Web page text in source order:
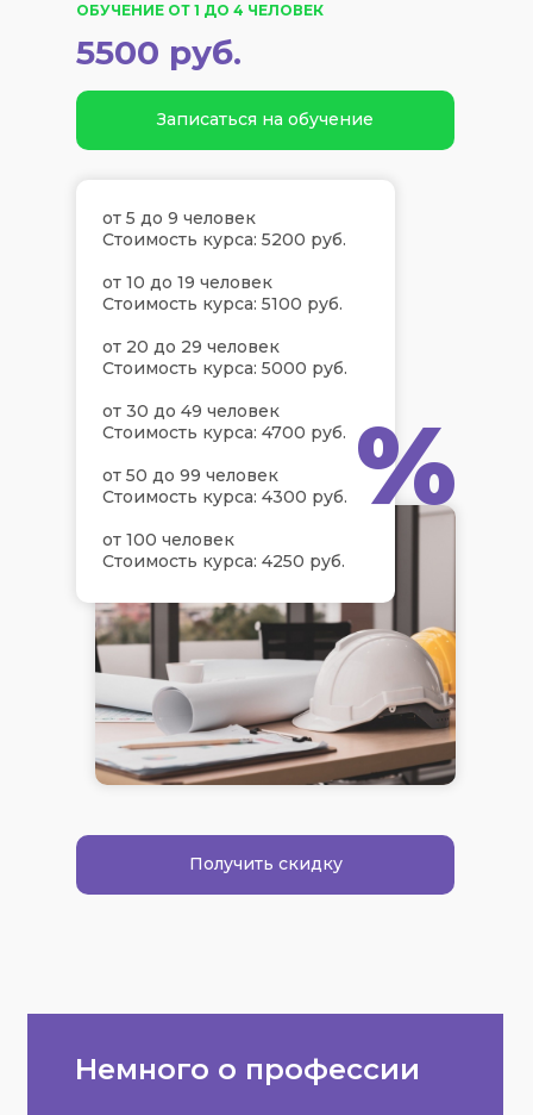
Записаться на обучение
ОБУЧЕНИЕ ОТ 1 ДО 4 ЧЕЛОВЕК
5500 руб.
от 5 до 9 человек
Стоимость курса: 5200 руб.
от 10 до 19 человек
Стоимость курса: 5100 руб.
от 20 до 29 человек
Стоимость курса: 5000 руб.
от 30 до 49 человек
Стоимость курса: 4700 руб.
от 50 до 99 человек
Стоимость курса: 4300 руб.
от 100 человек
Стоимость курса: 4250 руб.
Получить скидку
%
Немного о профессии